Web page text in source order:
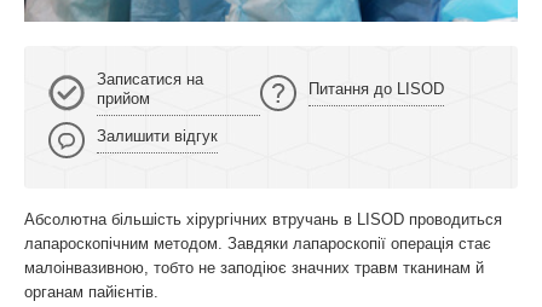
Записатися на
прийом
Питання до LISOD
Залишити відгук
Абсолютна більшість хірургічних втручань в LISOD проводиться
лапароскопічним методом. Завдяки лапароскопії операція стає
малоінвазивною, тобто не заподіює значних травм тканинам й
органам пайієнтів.